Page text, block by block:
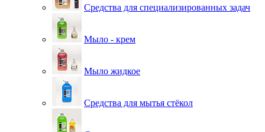
Средства для специализированных задач
Мыло - крем
Мыло жидкое
Средства для мытья стёкол